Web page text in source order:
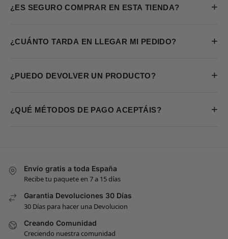
¿ES SEGURO COMPRAR EN ESTA TIENDA? +
¿CUÁNTO TARDA EN LLEGAR MI PEDIDO? +
¿PUEDO DEVOLVER UN PRODUCTO? +
¿QUÉ MÉTODOS DE PAGO ACEPTÁIS? +
Envío gratis a toda España
Recibe tu paquete en 7 a 15 días
Garantia Devoluciones 30 Días
30 Días para hacer una Devolucion
Creando Comunidad
Creciendo nuestra comunidad